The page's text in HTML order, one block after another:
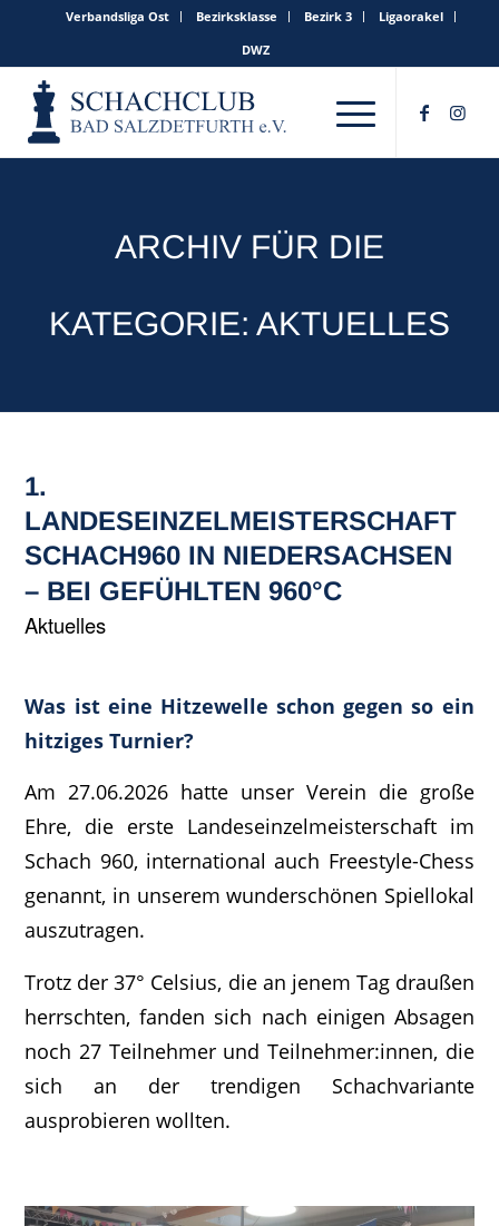
Verbandsliga Ost Bezirksklasse Bezirk 3
Ligaorakel
DWZ
ARCHIV FÜR DIE
KATEGORIE: AKTUELLES
1.
LANDESEINZELMEISTERSCHAFT
SCHACH960 IN NIEDERSACHSEN
– BEI GEFÜHLTEN 960°C
Aktuelles
Was ist eine Hitzewelle schon gegen so ein
hitziges Turnier?
Am 27.06.2026 hatte unser Verein die große
Ehre, die erste Landeseinzelmeisterschaft im
Schach 960, international auch Freestyle-Chess
genannt, in unserem wunderschönen Spiellokal
auszutragen.
Trotz der 37° Celsius, die an jenem Tag draußen
herrschten, fanden sich nach einigen Absagen
noch 27 Teilnehmer und Teilnehmer:innen, die
sich an der trendigen Schachvariante
ausprobieren wollten.